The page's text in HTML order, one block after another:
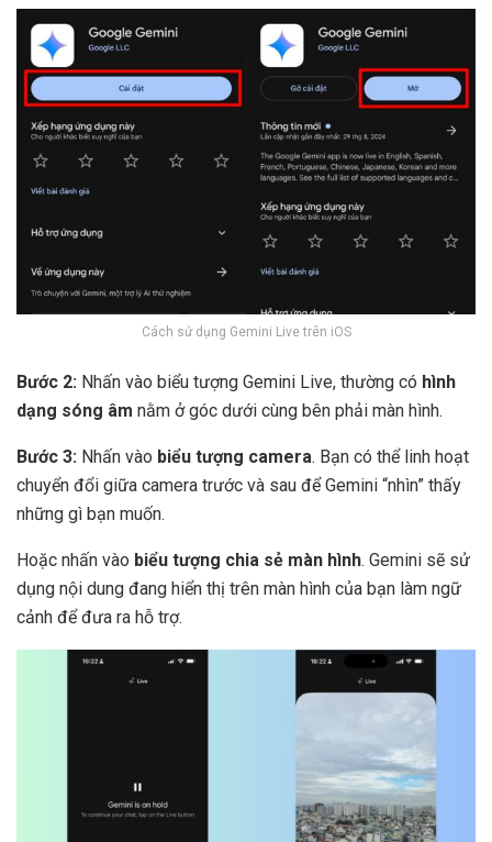
Cách sử dụng Gemini Live trên iOS
Bước 2: Nhấn vào biểu tượng Gemini Live, thường có hình
dạng sóng âm nằm ở góc dưới cùng bên phải màn hình.
Bước 3: Nhấn vào biểu tượng camera. Bạn có thể linh hoạt
chuyển đổi giữa camera trước và sau để Gemini “nhìn” thấy
những gì bạn muốn.
Hoặc nhấn vào biểu tượng chia sẻ màn hình. Gemini sẽ sử
dụng nội dung đang hiển thị trên màn hình của bạn làm ngữ
cảnh để đưa ra hỗ trợ.